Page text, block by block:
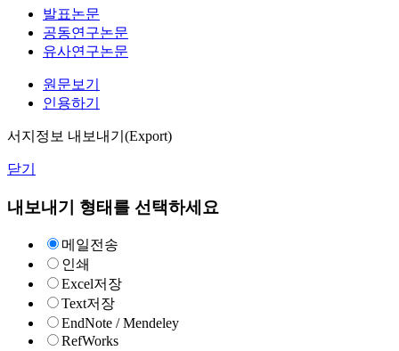
발표논문
공동연구논문
유사연구논문
원문보기
인용하기
서지정보 내보내기(Export)
닫기
내보내기 형태를 선택하세요
메일전송
인쇄
Excel저장
Text저장
EndNote / Mendeley
RefWorks